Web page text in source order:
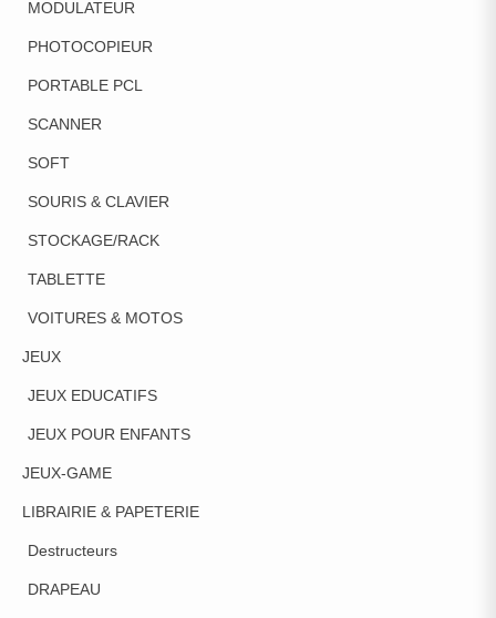
MODULATEUR
PHOTOCOPIEUR
PORTABLE PCL
SCANNER
SOFT
SOURIS & CLAVIER
STOCKAGE/RACK
TABLETTE
VOITURES & MOTOS
JEUX
JEUX EDUCATIFS
JEUX POUR ENFANTS
JEUX-GAME
LIBRAIRIE & PAPETERIE
Destructeurs
DRAPEAU